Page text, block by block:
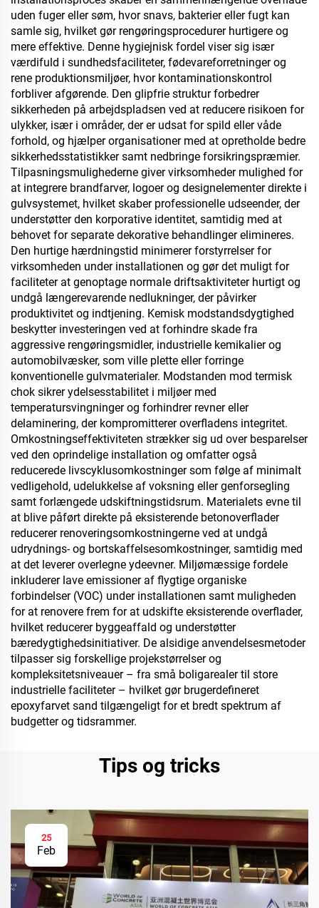
uden fuger eller søm, hvor snavs, bakterier eller fugt kan
samle sig, hvilket gør rengøringsprocedurer hurtigere og
mere effektive. Denne hygiejnisk fordel viser sig især
værdifuld i sundhedsfaciliteter, fødevareforretninger og
rene produktionsmiljøer, hvor kontaminationskontrol
forbliver afgørende. Den glipfrie struktur forbedrer
sikkerheden på arbejdspladsen ved at reducere risikoen for
ulykker, især i områder, der er udsat for spild eller våde
forhold, og hjælper organisationer med at opretholde bedre
sikkerhedsstatistikker samt nedbringe forsikringspræmier.
Tilpasningsmulighederne giver virksomheder mulighed for
at integrere brandfarver, logoer og designelementer direkte i
gulvsystemet, hvilket skaber professionelle udseender, der
understøtter den korporative identitet, samtidig med at
behovet for separate dekorative behandlinger elimineres.
Den hurtige hærdningstid minimerer forstyrrelser for
virksomheden under installationen og gør det muligt for
faciliteter at genoptage normale driftsaktiviteter hurtigt og
undgå længerevarende nedlukninger, der påvirker
produktivitet og indtjening. Kemisk modstandsdygtighed
beskytter investeringen ved at forhindre skade fra
aggressive rengøringsmidler, industrielle kemikalier og
automobilvæsker, som ville plette eller forringe
konventionelle gulvmaterialer. Modstanden mod termisk
chok sikrer ydelsesstabilitet i miljøer med
temperatursvingninger og forhindrer revner eller
delaminering, der kompromitterer overfladens integritet.
Omkostningseffektiviteten strækker sig ud over besparelser
ved den oprindelige installation og omfatter også
reducerede livscyklusomkostninger som følge af minimalt
vedligehold, udelukkelse af voksning eller genforsegling
samt forlængede udskiftningstidsrum. Materialets evne til
at blive påført direkte på eksisterende betonoverflader
reducerer renoveringsomkostningerne ved at undgå
udrydnings- og bortskaffelsesomkostninger, samtidig med
at det leverer overlegne ydeevner. Miljømæssige fordele
inkluderer lave emissioner af flygtige organiske
forbindelser (VOC) under installationen samt muligheden
for at renovere frem for at udskifte eksisterende overflader,
hvilket reducerer byggeaffald og understøtter
bæredygtighedsinitiativer. De alsidige anvendelsesmetoder
tilpasser sig forskellige projekstørrelser og
kompleksitetsniveauer – fra små boligarealer til store
industrielle faciliteter – hvilket gør brugerdefineret
epoxyfarvet sand tilgængeligt for et bredt spektrum af
budgetter og tidsrammer.
Tips og tricks
25
Feb